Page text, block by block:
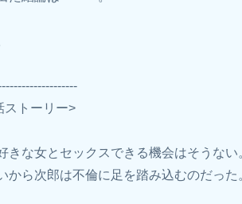
ストーリー>
きな女とセックスできる機会はそうない
から次郎は不倫に足を踏み込むのだった